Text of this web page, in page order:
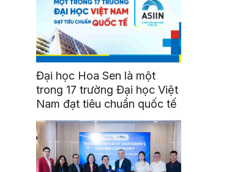
Đại học Hoa Sen là một
trong 17 trường Đại học Việt
Nam đạt tiêu chuẩn quốc tế